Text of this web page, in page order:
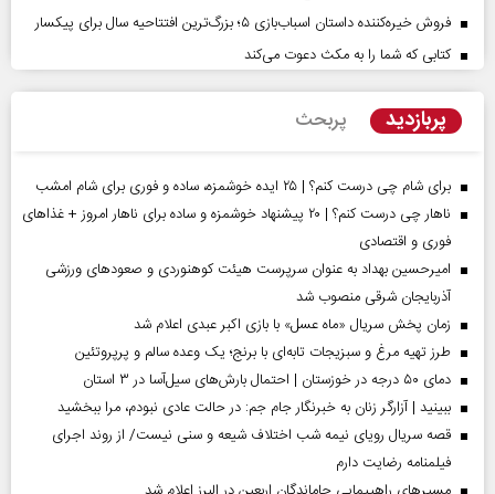
فروش خیره‌کننده داستان اسباب‌بازی ۵؛ بزرگ‌ترین افتتاحیه سال برای پیکسار
کتابی که شما را به مکث دعوت می‌کند
پربازدید پربحث
برای شام چی درست کنم؟ | ۲۵ ایده خوشمزه، ساده و فوری برای شام امشب
ناهار چی درست کنم؟ | ۲۰ پیشنهاد خوشمزه و ساده برای ناهار امروز + غذاهای
فوری و اقتصادی
امیرحسین بهداد به عنوان سرپرست هیئت کوهنوردی و صعودهای ورزشی
آذربایجان شرقی منصوب شد
زمان پخش سریال «ماه عسل» با بازی اکبر عبدی اعلام شد
طرز تهیه مرغ و سبزیجات تابه‌ای با برنج؛ یک وعده سالم و پرپروتئین
دمای ۵۰ درجه در خوزستان | احتمال بارش‌های سیل‌آسا در ۳ استان
ببینید | آزارگر زنان به خبرنگار جام جم: در حالت عادی نبودم، مرا ببخشید
قصه سریال رویای نیمه شب اختلاف شیعه و سنی نیست/ از روند اجرای
فیلمنامه رضایت دارم